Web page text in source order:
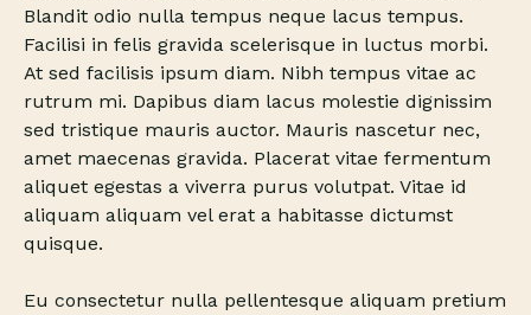
Blandit odio nulla tempus neque lacus tempus.
Facilisi in felis gravida scelerisque in luctus morbi.
At sed facilisis ipsum diam. Nibh tempus vitae ac
rutrum mi. Dapibus diam lacus molestie dignissim
sed tristique mauris auctor. Mauris nascetur nec,
amet maecenas gravida. Placerat vitae fermentum
aliquet egestas a viverra purus volutpat. Vitae id
aliquam aliquam vel erat a habitasse dictumst
quisque.
Eu consectetur nulla pellentesque aliquam pretium